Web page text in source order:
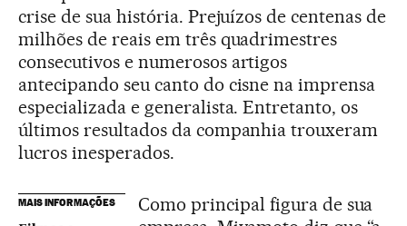
crise de sua história. Prejuízos de centenas de
milhões de reais em três quadrimestres
consecutivos e numerosos artigos
antecipando seu canto do cisne na imprensa
especializada e generalista. Entretanto, os
últimos resultados da companhia trouxeram
lucros inesperados.
MAIS INFORMAÇÕES
Como principal figura de sua